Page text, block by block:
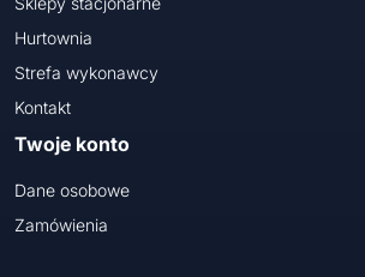
Hurtownia
Strefa wykonawcy
Kontakt
Twoje konto
Dane osobowe
Zamówienia